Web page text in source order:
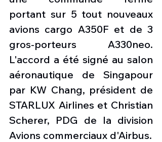
portant sur 5 tout nouveaux
avions cargo A350F et de 3
gros-porteurs A330neo.
L'accord a été signé au salon
aéronautique de Singapour
par KW Chang, président de
STARLUX Airlines et Christian
Scherer, PDG de la division
Avions commerciaux d'Airbus.